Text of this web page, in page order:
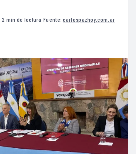
·2 min de lectura ·Fuente:carlospazhoy.com.ar